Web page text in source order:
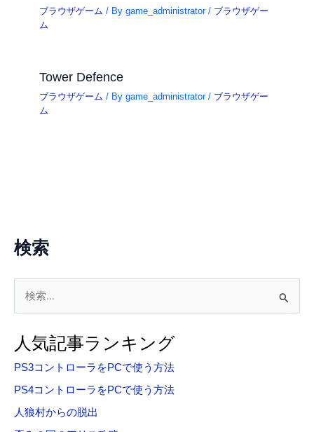
検索
象
:
人気記事ランキング
PS3コントローラをPCで使う方法
PS4コントローラをPCで使う方法
人狼村からの脱出
ブラウザゲーム / Bygame_administrator/ ブラウザゲー
ム
Tower Defence
ブラウザゲーム / Bygame_administrator/ ブラウザゲー
ム